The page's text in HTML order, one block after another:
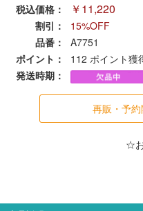
中部
中国・四国
税込価格：
￥11,220
割引：
15%OFF
品番：
A7751
ポイント：
112 ポイント獲
発送時期：
再販・予
☆